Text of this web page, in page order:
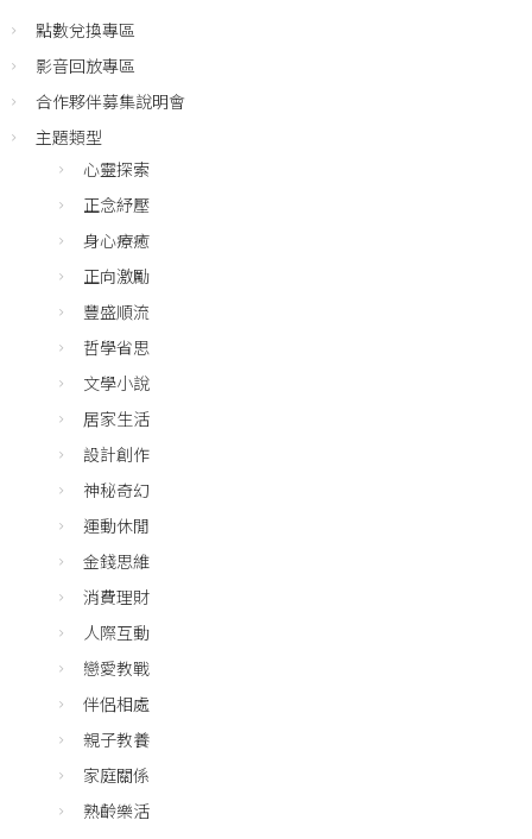
點數兌換專區
影音回放專區
合作夥伴募集說明會
主題類型
心靈探索
正念紓壓
身心療癒
正向激勵
豐盛順流
哲學省思
文學小說
居家生活
設計創作
神秘奇幻
運動休閒
金錢思維
消費理財
人際互動
戀愛教戰
伴侶相處
親子教養
家庭關係
熟齡樂活